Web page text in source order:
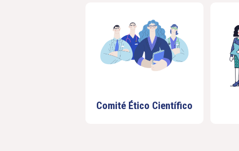
Comité Ético Científico